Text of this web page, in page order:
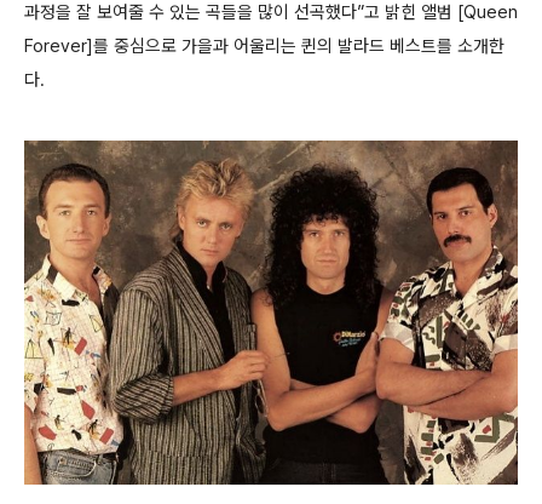
과정을 잘 보여줄 수 있는 곡들을 많이 선곡했다”고 밝힌 앨범 [Queen
Forever]를 중심으로 가을과 어울리는 퀸의 발라드 베스트를 소개한
다.